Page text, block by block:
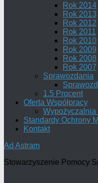
Rok 2014
Rok 2013
Rok 2012
Rok 2011
Rok 2010
Rok 2009
Rok 2008
Rok 2007
Sprawozdania
1.5 Procent
Oferta Współpracy
Wypożyczalnia
Standardy Ochrony
Kontakt
Ad Astram
Stowarzyszenie Pomocy